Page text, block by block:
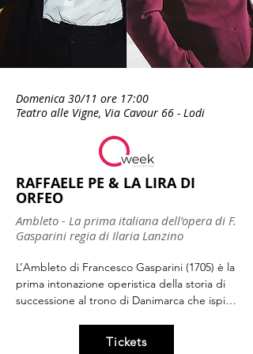
suo ultimo romanzo pubblicato da Feltrinelli.
Il suo ultimo saggio, sempre per Feltrinelli,
Breve storia eretica della Musica Classica è
in uscita per settembre 2025.
Domenica 30/11 ore 17:00
Teatro alle Vigne, Via Cavour 66 - Lodi
RAFFAELE PE & LA LIRA DI
ORFEO
Ambleto - La prima italiana dell’opera di F.
Gasparini regia di Ilaria Lanzino
L’Ambleto di Francesco Gasparini (1705) è la
prima intonazione operistica della storia di
successione al trono di Danimarca che ispirò
Shakespeare, The Tragedy of Hamlet, Prince
of Denmark. Sebbene il racconto provenga
Tickets